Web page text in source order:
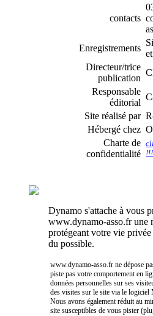
contacts
Enregistrements
Directeur/trice
publication
Responsable
éditorial
Site réalisé par
Hébergé chez
Charte de
confidentialité
!!!
Dynamo s'attache à vous
www.dynamo-asso.fr une
protégeant votre vie
du possible.
www.dynamo-asso.fr ne dépose
piste pas votre comportement en
données personnelles sur ses
des visites sur le site via le logiciel
Nous avons également réduit au
site susceptibles de vous pister